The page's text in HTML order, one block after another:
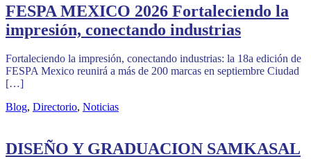
FESPA MEXICO 2026 Fortaleciendo la
impresión, conectando industrias
Fortaleciendo la impresión, conectando industrias: la 18a edición de
FESPA Mexico reunirá a más de 200 marcas en septiembre Ciudad
[…]
Blog, Directorio, Noticias
DISEÑO Y GRADUACION SAMKASAL